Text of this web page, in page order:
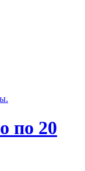
по 20